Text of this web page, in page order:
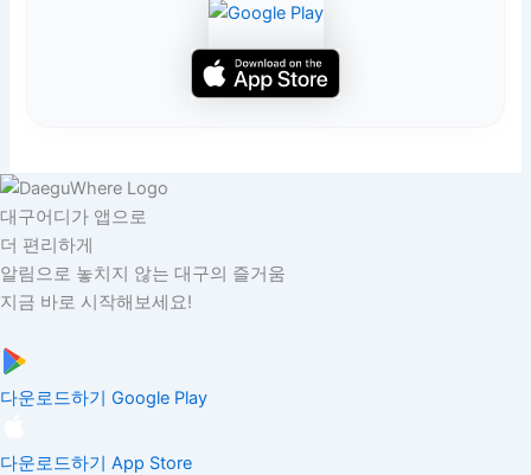
대구어디가 앱으로
더 편리하게
알림으로 놓치지 않는 대구의 즐거움
지금 바로 시작해보세요!
다운로드하기 Google Play
다운로드하기 App Store